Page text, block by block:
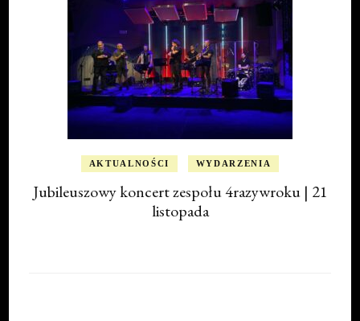
AKTUALNOŚCI WYDARZENIA
Jubileuszowy koncert zespołu 4razywroku | 21
listopada